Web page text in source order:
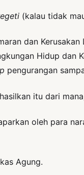
(kalau tidak
dan
Hidup dan
pengurangan
itu dari
oleh para
Agung.